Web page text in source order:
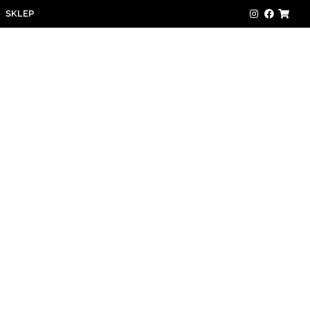
SKLEP